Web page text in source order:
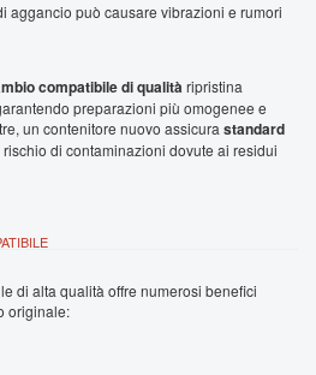
aggancio può causare vibrazioni e rumori
compatibile di qualitàripristina
preparazioni più omogenee e
un contenitore nuovo assicura standard
di contaminazioni dovute ai residui
di alta qualità offre numerosi benefici
originale: